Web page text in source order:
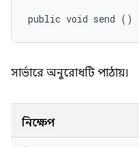
public void send ()
সার্ভারে অনুরোধটি পাঠায়।
নিক্ষেপ